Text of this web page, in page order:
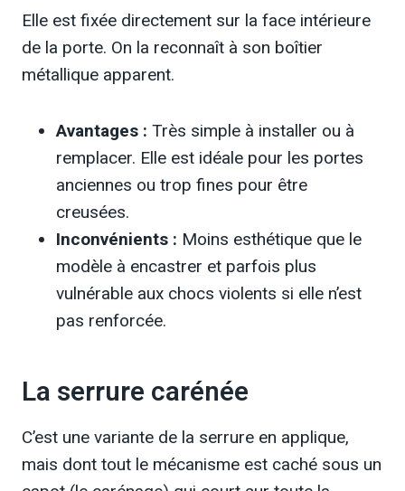
Elle est fixée directement sur la face intérieure
de la porte. On la reconnaît à son boîtier
métallique apparent.
Avantages : Très simple à installer ou à
remplacer. Elle est idéale pour les portes
anciennes ou trop fines pour être
creusées.
Inconvénients : Moins esthétique que le
modèle à encastrer et parfois plus
vulnérable aux chocs violents si elle n’est
pas renforcée.
La serrure carénée
C’est une variante de la serrure en applique,
mais dont tout le mécanisme est caché sous un